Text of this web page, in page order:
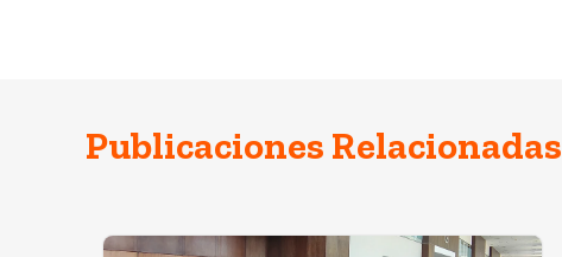
Publicaciones Relacionadas